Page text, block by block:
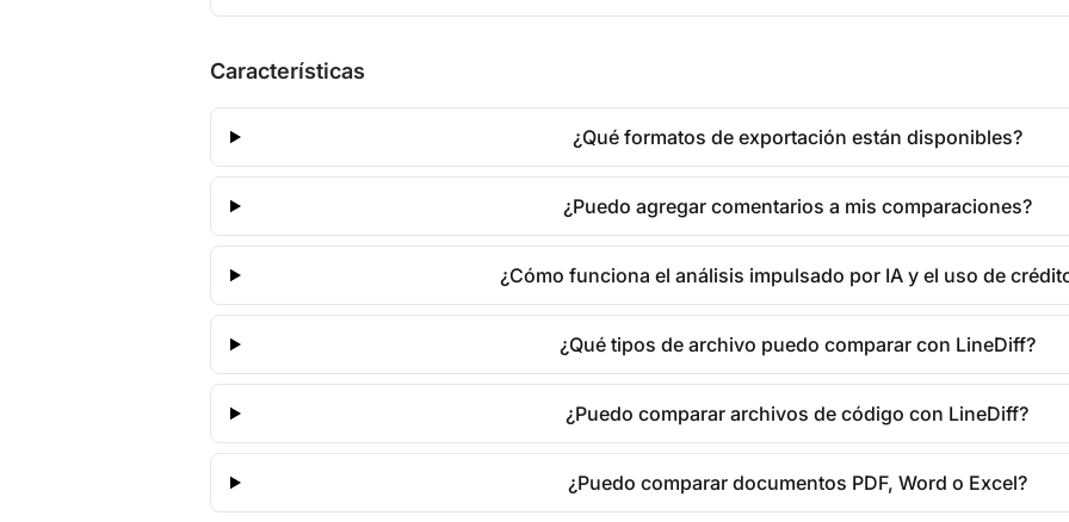
Características
¿Qué formatos de exportación están disponibles?
¿Puedo agregar comentarios a mis comparaciones?
¿Cómo funciona el análisis impulsado por IA y el uso de
¿Qué tipos de archivo puedo comparar con LineDiff?
¿Puedo comparar archivos de código con LineDiff?
¿Puedo comparar documentos PDF, Word o Excel?